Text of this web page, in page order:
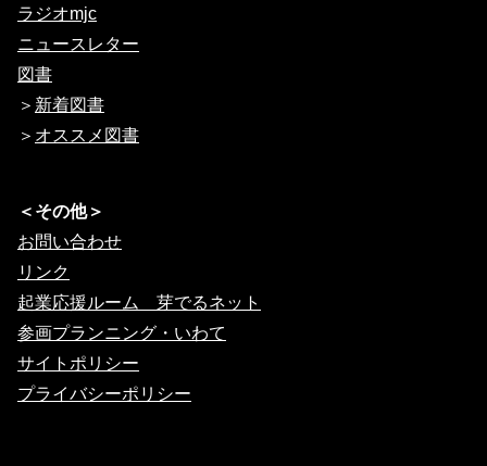
ラジオmjc
ニュースレター
図書
＞ 新着図書
＞ オススメ図書
＜その他＞
お問い合わせ
リンク
起業応援ルーム 芽でるネット
参画プランニング・いわて
サイトポリシー
プライバシーポリシー